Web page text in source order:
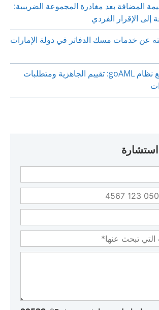
المضافة بعد مغادرة المجموعة الضريبية:
إلى الإقرار الفردي
عن خدمات مسك الدفاتر في دولة الإمارات
توافق الشركات مع نظام goAML: تقييم الجاهزية ومتطلبات